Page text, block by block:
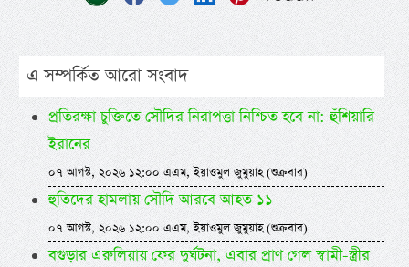
এ সম্পর্কিত আরো সংবাদ
প্রতিরক্ষা চুক্তিতে সৌদির নিরাপত্তা নিশ্চিত হবে না: হুঁশিয়ারি
ইরানের
০৭ আগস্ট, ২০২৬ ১২:০০ এএম, ইয়াওমুল জুমুয়াহ (শুক্রবার)
হুতিদের হামলায় সৌদি আরবে আহত ১১
০৭ আগস্ট, ২০২৬ ১২:০০ এএম, ইয়াওমুল জুমুয়াহ (শুক্রবার)
বগুড়ার এরুলিয়ায় ফের দুর্ঘটনা, এবার প্রাণ গেল স্বামী-স্ত্রীর